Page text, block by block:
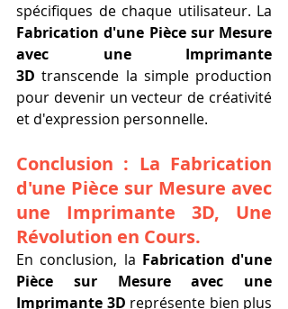
Fabrication d'une Pièce sur Mesure
avec une Imprimante
3D transcende la simple production
pour devenir un vecteur de créativité
et d'expression personnelle.
Conclusion : La Fabrication
d'une Pièce sur Mesure avec
une Imprimante 3D, Une
Révolution en Cours.
En conclusion, la Fabrication d'une
Pièce sur Mesure avec une
Imprimante 3D représente bien plus